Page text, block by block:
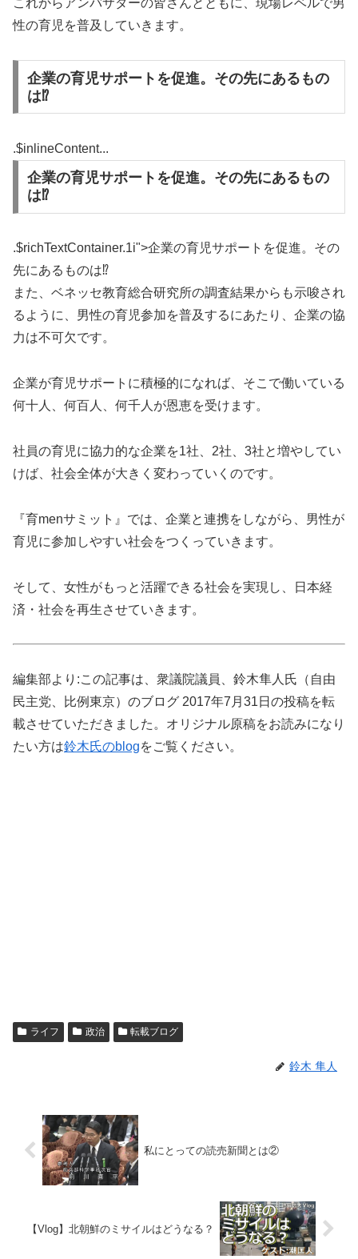
これからアンバサダーの皆さんとともに、現場レベルで男
性の育児を普及していきます。
企業の育児サポートを促進。その先にあるもの
は⁉︎
.$inlineContent...
企業の育児サポートを促進。その先にあるもの
は⁉︎
.$richTextContainer.1i">企業の育児サポートを促進。その
先にあるものは⁉︎
また、ベネッセ教育総合研究所の調査結果からも示唆され
るように、男性の育児参加を普及するにあたり、企業の協
力は不可欠です。
企業が育児サポートに積極的になれば、そこで働いている
何十人、何百人、何千人が恩恵を受けます。
社員の育児に協力的な企業を1社、2社、3社と増やしてい
けば、社会全体が大きく変わっていくのです。
『育menサミット』では、企業と連携をしながら、男性が
育児に参加しやすい社会をつくっていきます。
そして、女性がもっと活躍できる社会を実現し、日本経
済・社会を再生させていきます。
編集部より:この記事は、衆議院議員、鈴木隼人氏（自由
民主党、比例東京）のブログ 2017年7月31日の投稿を転
載させていただきました。オリジナル原稿をお読みになり
たい方は鈴木氏のblogをご覧ください。
ライフ 政治 転載ブログ
鈴木 隼人
私にとっての読売新聞とは②
【Vlog】北朝鮮のミサイルはどうなる？